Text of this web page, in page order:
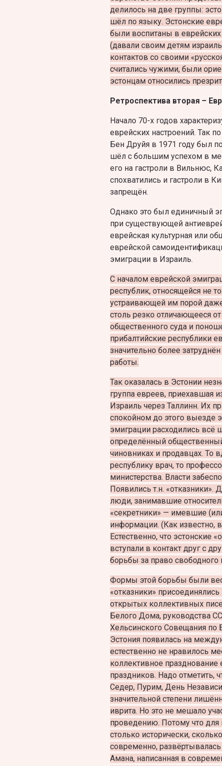
делилось на две группы:
шёл по языку. Эстонские
были воспитаны в
(давали своим детям
контактов со своими
считались чужими, были
эстонцам относились
Ретроспектива вторая –
Начало 70-х годов
еврейских настроений. Так
Бен Друйя в 1971 году был
шёл с большим успехом в
его на гастроли в Вильнюс,
спохватились и гастроли в
запрещён.
Однако это был единичный
при существующей
еврейская культурная или
еврейской
эмиграции в Израиль.
С началом еврейской
республик, относящейся не
устраивающей им порой
столь резко отличающееся
общественного суда и
прибалтийские республики
значительно более
работы.
Так оказалась в Эстонии
группа евреев, приехавшая
Израиль через Таллинн. Их
спокойном до этого выезде
эмиграции расходились всё
определённый
чиновниках и продавцах. То
республику врач, то
министерства. Власти
Появились т.н. «отказники».
люди, занимавшие
«секретники» — имевшие
информации. (Как известно,
Естественно, что эстонские
вступали в контакт друг с
борьбы за право свободного
Формы этой борьбы были
«отказники»
открытых коллективных
Белого Дома, руководства
Хельсинского Совещания по
Эстония появилась на
естественно не нравилось
коллективное празднование
праздников. Надо отметить,
Седер, Пурим, День
значительной степени
иврита. Но это не мешало
проведению. Потому что для
столько исторически,
современно,
Амана, написанная в